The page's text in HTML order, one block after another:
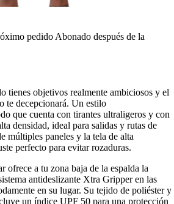
pedido Abonado después de la
tienes objetivos realmente ambiciosos y el
te decepcionará. Un estilo
que cuenta con tirantes ultraligeros y con
densidad, ideal para salidas y rutas de
múltiples paneles y la tela de alta
perfecto para evitar rozaduras.
ofrece a tu zona baja de la espalda la
antideslizante Xtra Gripper en las
en su lugar. Su tejido de poliéster y
un índice UPF 50 para una protección